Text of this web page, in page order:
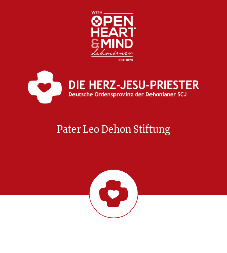
Pater Leo Dehon Stiftung